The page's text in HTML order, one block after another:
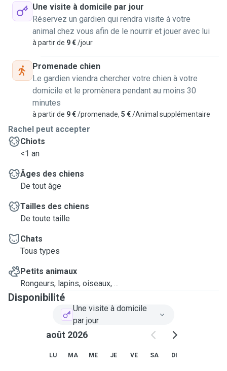
Une visite à domicile par jour
Réservez un gardien qui rendra visite à votre
animal chez vous afin de le nourrir et jouer avec lui
à partir de 9 €/jour
Promenade chien
Le gardien viendra chercher votre chien à votre
domicile et le promènera pendant au moins 30
minutes
à partir de 9 €/promenade, 5 €/Animal supplémentaire
Rachel peut accepter
Chiots
<1 an
Âges des chiens
De tout âge
Tailles des chiens
De toute taille
Chats
Tous types
Petits animaux
Rongeurs, lapins, oiseaux, ...
Disponibilité
Une visite à domicile
par jour
août 2026
LU MA ME JE VE SA DI